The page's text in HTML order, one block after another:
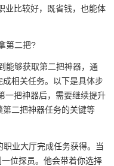
业比较好，既省钱，也能体
第二把?
能够获取第二把神器，通
相关任务。以下是具体步
一把神器后，需要继续提升
二把神器任务的关键等
业大厅完成任务获得。当
位探员。他会带着你选择